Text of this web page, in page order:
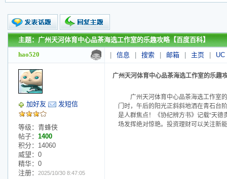
新的主题
投票帖
交易帖
小字报
主题：广州天河体育中心品茶海选工作室的乐趣攻略【百度百科】
hao520
信息 搜索 邮箱 主页 UC
加好友 发短信
等级：青蜂侠
帖子： 1400
积分：14060
威望：0
精华：0
注册：
2025/10/30 8:47:05
广州天河体育中心品茶海选工作室的乐趣
广州天河体育中心品茶海选工作室
门时，午后的阳光正斜斜地洒在青石台
是人群焦点！《协纪辨方书》记载“天
场发挥绝对惊艳。投资理财可以关注新